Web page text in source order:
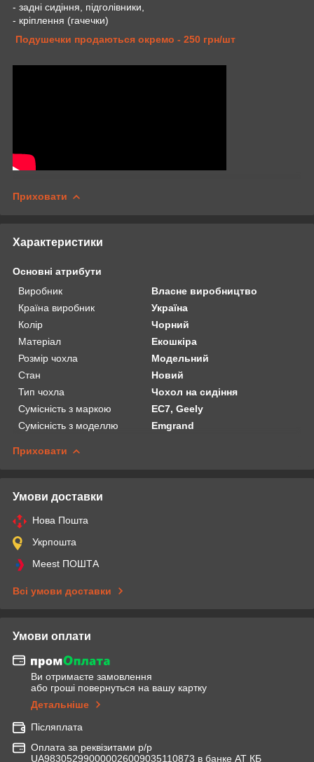
- задні сидіння, підголівники,
- кріплення (гачечки)
Подушечки продаються окремо - 250 грн/шт
Приховати
Характеристики
Основні атрибути
Виробник
Власне виробництво
Країна виробник
Україна
Колір
Чорний
Матеріал
Екошкіра
Розмір чохла
Модельний
Стан
Новий
Тип чохла
Чохол на сидіння
Сумісність з маркою
EC7, Geely
Сумісність з моделлю
Emgrand
Приховати
Умови доставки
Нова Пошта
Укрпошта
Meest ПОШТА
Всі умови доставки
Умови оплати
Ви отримаєте замовлення
або гроші повернуться на вашу картку
Детальніше
Післяплата
Оплата за реквізитами р/р
UA983052990000026009035110873 в банке АТ КБ